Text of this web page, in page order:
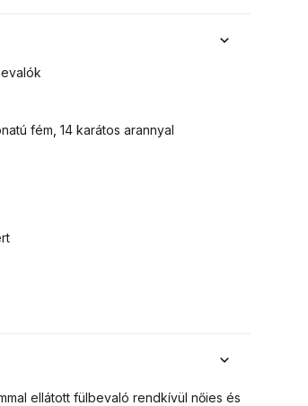
ellátott fülbevaló rendkívül nőies és
fém ,14 karátos arannyal